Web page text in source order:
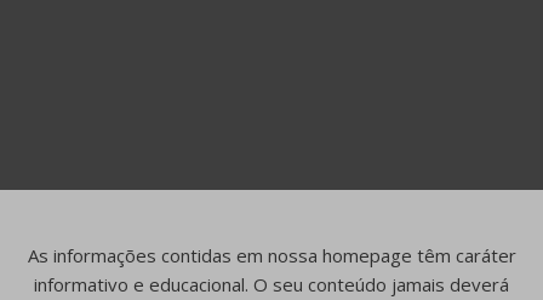
As informações contidas em nossa homepage têm caráter
informativo e educacional. O seu conteúdo jamais deverá